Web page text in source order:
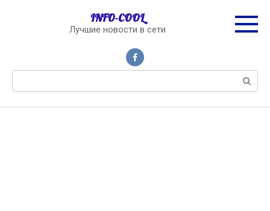
INFO-COOL
Лучшие новости в сети